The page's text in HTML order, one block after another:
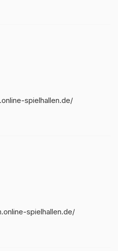
spielhallen.de/
spielhallen.de/